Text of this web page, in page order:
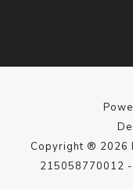
Copyright ® 2026
215058770012